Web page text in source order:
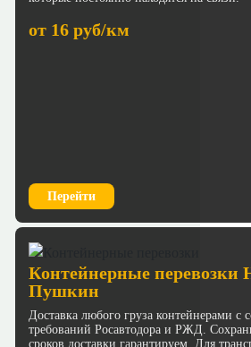
от 16 руб/км
Перейти
Контейнерные перевозки
Пушкин
Доставка любого груза контейнерами с
требований Росавтодора и РЖД.
сроков доставки гарантируем. Для